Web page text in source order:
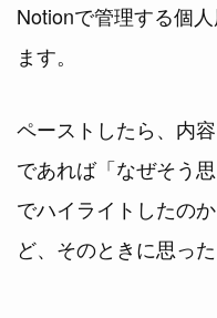
Notionで管理する個
ます。
ペーストしたら、内
であれば「なぜそう
でハイライトしたの
ど、そのときに思っ